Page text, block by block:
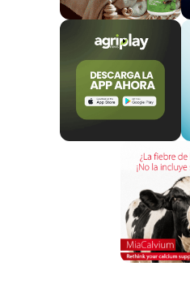
cocinarlos juntos estaba
Este plato romano se
similar a las modernas
de que se trataba deuna
podía ser fácilmente
Sin embargo, a diferencia
el “Isicia Omentata” no se
una característica esencial
La Influencia de